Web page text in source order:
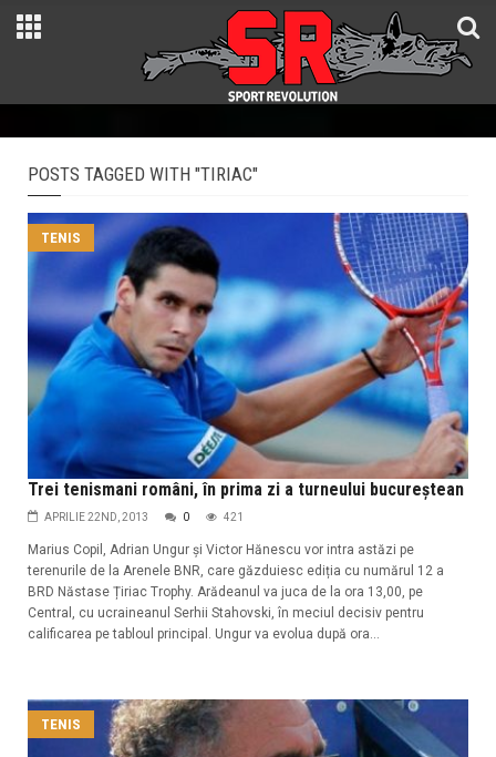
POSTS TAGGED WITH "TIRIAC"
TENIS
Trei tenismani români, în prima zi a turneului bucureștean
APRILIE 22ND, 2013 0 421
Marius Copil, Adrian Ungur și Victor Hănescu vor intra astăzi pe
terenurile de la Arenele BNR, care găzduiesc ediția cu numărul 12 a
BRD Năstase Țiriac Trophy. Arădeanul va juca de la ora 13,00, pe
Central, cu ucraineanul Serhii Stahovski, în meciul decisiv pentru
calificarea pe tabloul principal. Ungur va evolua după ora...
TENIS